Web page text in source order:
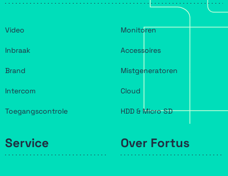
Video
Inbraak
Brand
Intercom
Toegangscontrole
Monitoren
Accessoires
Mistgeneratoren
Cloud
HDD & Micro SD
Service Over Fortus